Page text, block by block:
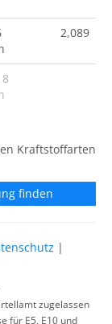
2,089
Kraftstoffarten
finden
|
zugelassen
für E5, E10 und